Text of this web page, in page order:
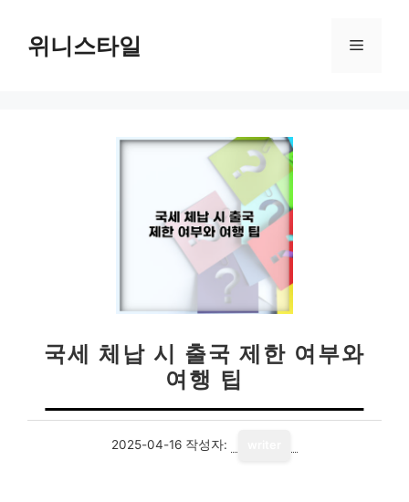
위니스타일 메
국세 체납 시 출국 제한 여부와
여행 팁
2025-04-16 작성자: